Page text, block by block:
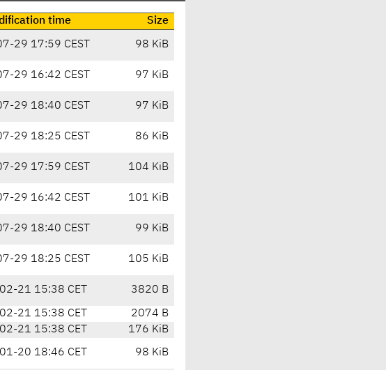
time
Size
29 17:59 CEST 98 KiB
29 16:42 CEST 97 KiB
29 18:40 CEST 97 KiB
29 18:25 CEST 86 KiB
29 17:59 CEST 104 KiB
29 16:42 CEST 101 KiB
29 18:40 CEST 99 KiB
29 18:25 CEST 105 KiB
21 15:38 CET 3820 B
21 15:38 CET
2074 B
21 15:38 CET
176 KiB
20 18:46 CET 98 KiB